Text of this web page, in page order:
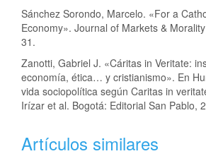
Sánchez Sorondo, Marcelo. «For a
Economy». Journal of Markets &
31.
Zanotti, Gabriel J. «Cáritas in Veritate:
economía, ética… y cristianismo». En
vida sociopolítica según Caritas in
Irízar et al. Bogotá: Editorial San Pablo,
Artículos similares